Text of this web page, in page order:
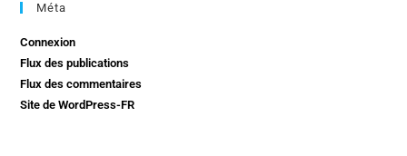
Méta
Connexion
Flux des publications
Flux des commentaires
Site de WordPress-FR